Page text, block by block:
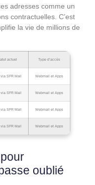
adresses comme un
contractuelles. C’est
la vie de millions de
actuel Type d’accès
SFR Mail Webmail et Apps
SFR Mail Webmail et Apps
SFR Mail Webmail et Apps
SFR Mail Webmail et Apps
oublié